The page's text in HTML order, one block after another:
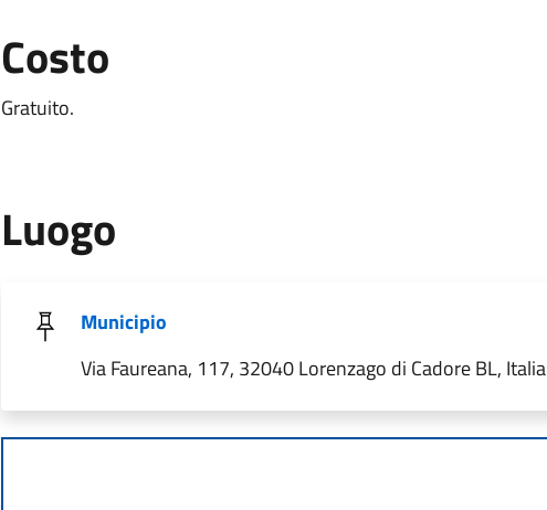
Costo
Gratuito.
Luogo
Municipio
Via Faureana, 117, 32040 Lorenzago di Cadore BL, Italia